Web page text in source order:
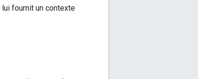
fournit un contexte